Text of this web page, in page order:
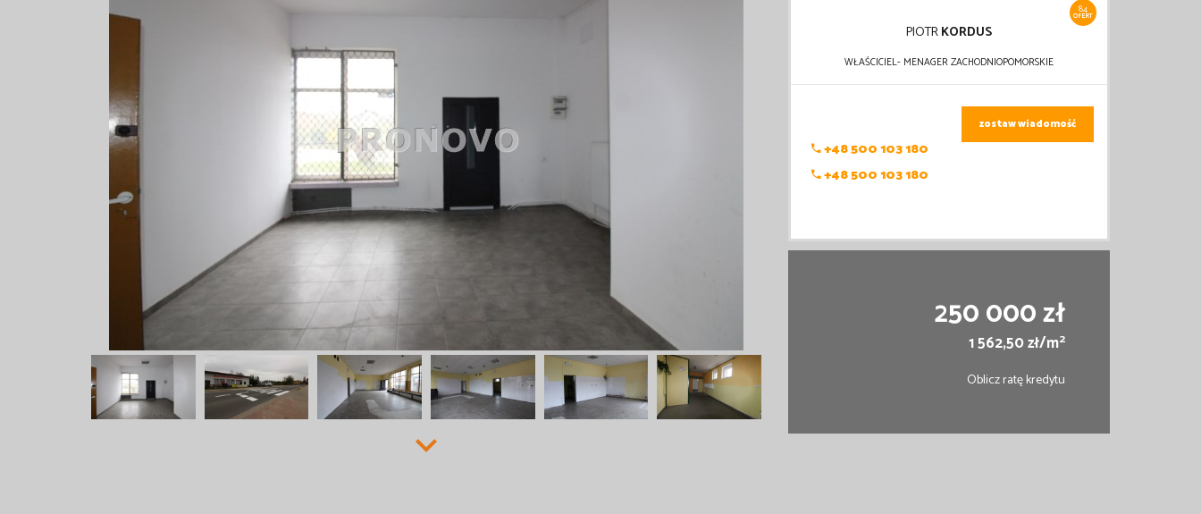
84
OFERT
PIOTRKORDUS
WŁAŚCICIEL- MENAGER ZACHODNIOPOMORSKIE
+48 500 103 180
+48 500 103 180
zostaw wiadomość
250 000 zł
1 562,50 zł/m2
Oblicz ratę kredytu